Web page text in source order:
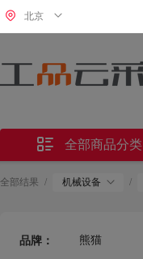
北京
 全部商品分类
全部结果 / 机械设备 /
品牌： 熊猫